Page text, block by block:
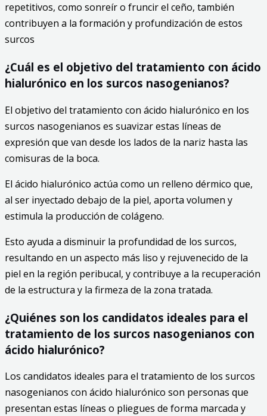
repetitivos, como sonreír o fruncir el ceño, también
contribuyen a la formación y profundización de estos
surcos
¿Cuál es el objetivo del tratamiento con ácido
hialurónico en los surcos nasogenianos?
El objetivo del tratamiento con ácido hialurónico en los
surcos nasogenianos es suavizar estas líneas de
expresión que van desde los lados de la nariz hasta las
comisuras de la boca.
El ácido hialurónico actúa como un relleno dérmico que,
al ser inyectado debajo de la piel, aporta volumen y
estimula la producción de colágeno.
Esto ayuda a disminuir la profundidad de los surcos,
resultando en un aspecto más liso y rejuvenecido de la
piel en la región peribucal, y contribuye a la recuperación
de la estructura y la firmeza de la zona tratada.
¿Quiénes son los candidatos ideales para el
tratamiento de los surcos nasogenianos con
ácido hialurónico?
Los candidatos ideales para el tratamiento de los surcos
nasogenianos con ácido hialurónico son personas que
presentan estas líneas o pliegues de forma marcada y